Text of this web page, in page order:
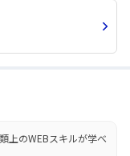
上のWEBスキルが学べ